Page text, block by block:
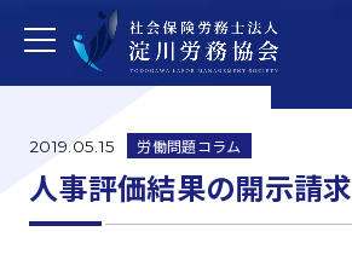
2019.05.15 労働問題コラム
人事評価結果の開示請求